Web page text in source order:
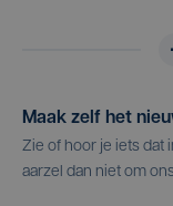
Maak zelf het
Zie of hoor je iets dat
aarzel dan niet om